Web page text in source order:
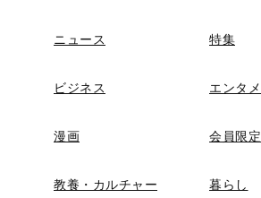
ニュース 特集
ビジネス エンタメ
漫画 会員限定
教養・カルチャー 暮らし